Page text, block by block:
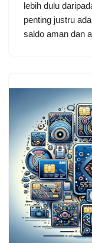
lebih dulu
penting justru
saldo aman dan